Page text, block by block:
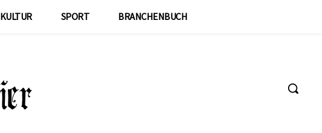
KULTUR SPORT BRANCHENBUCH